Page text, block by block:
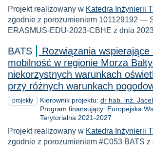
Projekt realizowany w Katedra Inżynierii
zgodnie z porozumieniem 101129192 —
ERASMUS-EDU-2023-CBHE z dnia
BATS
Rozwiązania wspierające
mobilność w regionie Morza
niekorzystnych warunkach
przy różnych warunkach
projekty Kierownik projektu: dr hab. inż.
Program finansujący: Europejska
Terytorialna 2021-2027
Projekt realizowany w Katedra Inżynierii
zgodnie z porozumieniem #C053 BATS